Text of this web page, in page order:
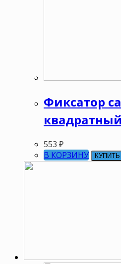
Фиксатор
553 ₽
В КОРЗИНУ